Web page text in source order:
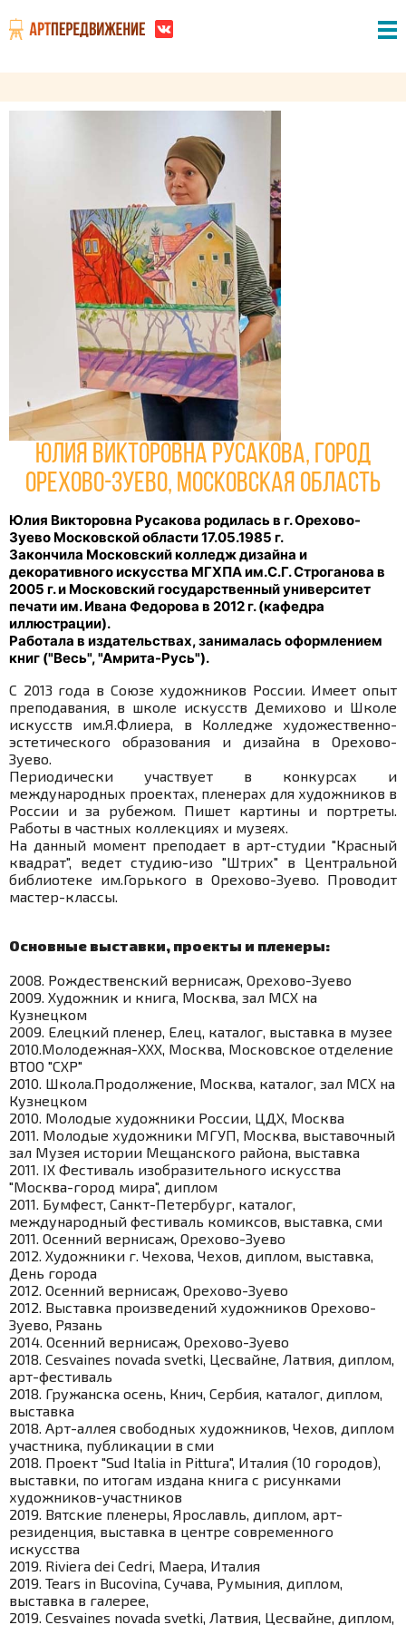
Юлия Викторовна Русакова, город
Орехово-Зуево, Московская область
Юлия Викторовна Русакова родилась в г. Орехово-
Зуево Московской области 17.05.1985 г.
Закончила Московский колледж дизайна и
декоративного искусства МГХПА им.С.Г. Строганова в
2005 г. и Московский государственный университет
печати им. Ивана Федорова в 2012 г. (кафедра
иллюстрации).
Работала в издательствах, занималась оформлением
книг ("Весь", "Амрита-Русь").
С 2013 года в Союзе художников России. Имеет опыт
преподавания, в школе искусств Демихово и Школе
искусств им.Я.Флиера, в Колледже художественно-
эстетического образования и дизайна в Орехово-
Зуево.
Периодически участвует в конкурсах и
международных проектах, пленерах для художников в
России и за рубежом. Пишет картины и портреты.
Работы в частных коллекциях и музеях.
На данный момент преподает в арт-студии "Красный
квадрат", ведет студию-изо "Штрих" в Центральной
библиотеке им.Горького в Орехово-Зуево. Проводит
мастер-классы.
Основные выставки, проекты и пленеры:
2008. Рождественский вернисаж, Орехово-Зуево
2009. Художник и книга, Москва, зал МСХ на
Кузнецком
2009. Елецкий пленер, Елец, каталог, выставка в музее
2010.Молодежная-ХХХ, Москва, Московское отделение
ВТОО "СХР"
2010. Школа.Продолжение, Москва, каталог, зал МСХ на
Кузнецком
2010. Молодые художники России, ЦДХ, Москва
2011. Молодые художники МГУП, Москва, выставочный
зал Музея истории Мещанского района, выставка
2011. IX Фестиваль изобразительного искусства
"Москва-город мира", диплом
2011. Бумфест, Санкт-Петербург, каталог,
международный фестиваль комиксов, выставка, сми
2011. Осенний вернисаж, Орехово-Зуево
2012. Художники г. Чехова, Чехов, диплом, выставка,
День города
2012. Осенний вернисаж, Орехово-Зуево
2012. Выставка произведений художников Орехово-
Зуево, Рязань
2014. Осенний вернисаж, Орехово-Зуево
2018. Cesvaines novada svetki, Цесвайне, Латвия, диплом,
арт-фестиваль
2018. Гружанска осень, Книч, Сербия, каталог, диплом,
выставка
2018. Арт-аллея свободных художников, Чехов, диплом
участника, публикации в сми
2018. Проект "Sud Italia in Pittura", Италия (10 городов),
выставки, по итогам издана книга с рисунками
художников-участников
2019. Вятские пленеры, Ярославль, диплом, арт-
резиденция, выставка в центре современного
искусства
2019. Riviera dei Cedri, Маера, Италия
2019. Tears in Bucovina, Сучава, Румыния, диплом,
выставка в галерее,
2019. Cesvaines novada svetki, Латвия, Цесвайне, диплом,